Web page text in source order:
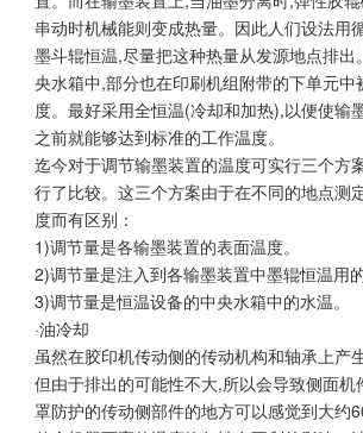
串动时机械能则变成热量。因此人们设法用
墨斗辊恒温,尽量把这种热量从发源地点排出
央水箱中,部分也在印刷机组附带的下单元中
度。最好采用全恒温(冷却和加热),以便使输
之前就能够达到标准的工作温度。
迄今对于调节输墨装置的温度可实行三个方
行了比较。这三个方案由于在不同的地点测
度而有区别：
1)调节量是各输墨装置的表面温度。
2)调节量是注入到各输墨装置中墨辊恒温用的
3)调节量是恒温设备的中央水箱中的水温。
·油冷却
虽然在胶印机传动侧的传动机构和轴承上产
但由于排出的可能性不大,所以会导致侧面机
罩防护的传动侧部件的地方可以感觉到大约